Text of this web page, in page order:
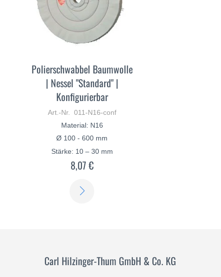
Polierschwabbel Baumwolle
| Nessel "Standard" |
Konfigurierbar
Art.-Nr. 011-N16-conf
Material: N16
Ø 100 - 600 mm
Stärke: 10 – 30 mm
8,07 €
Carl Hilzinger-Thum GmbH & Co. KG